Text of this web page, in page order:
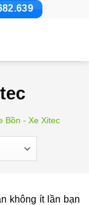
Bồn - Xe Xitec
không ít lần bạn